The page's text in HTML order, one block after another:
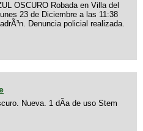
OSCURO Robada en Villa del
23 de Diciembre a las 11:38
Denuncia policial realizada.
Nueva. 1 dÃ­a de uso Stem